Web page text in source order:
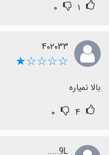
۱ ۰
۴۰۲۰۳۳
☆☆☆☆★
بالا نمیاره
۴ ۰
9L.....